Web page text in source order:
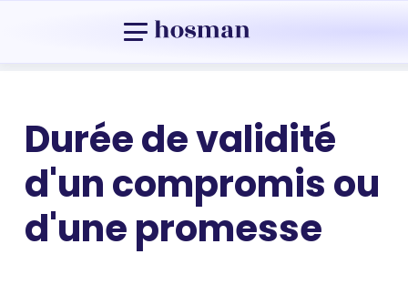
Durée de validité
d'un compromis ou
d'une promesse